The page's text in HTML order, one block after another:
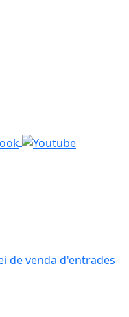
de venda d'entrades